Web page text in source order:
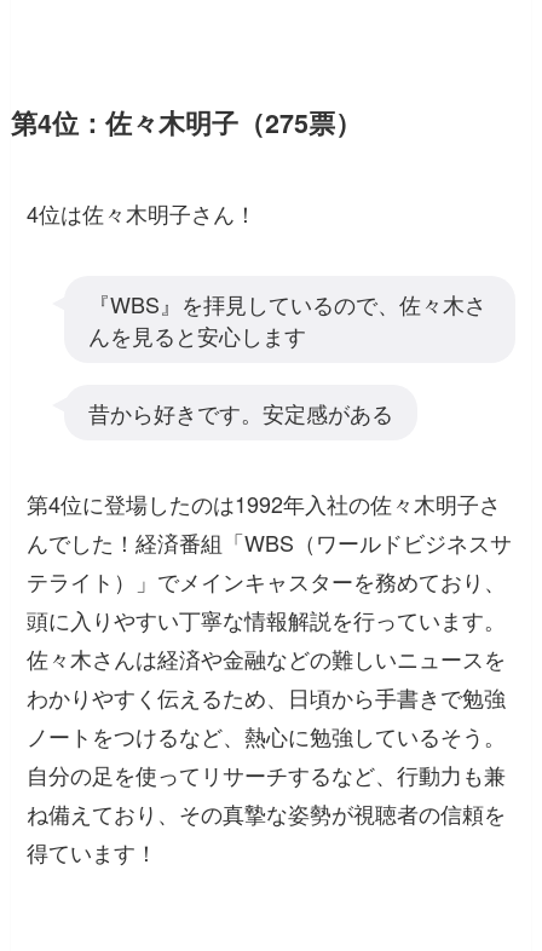
第4位：佐々木明子（275票）
4位は佐々木明子さん！
『WBS』を拝見しているので、佐々木さ
んを見ると安心します
昔から好きです。安定感がある
第4位に登場したのは1992年入社の佐々木明子さ
んでした！経済番組「WBS（ワールドビジネスサ
テライト）」でメインキャスターを務めており、
頭に入りやすい丁寧な情報解説を行っています。
佐々木さんは経済や金融などの難しいニュースを
わかりやすく伝えるため、日頃から手書きで勉強
ノートをつけるなど、熱心に勉強しているそう。
自分の足を使ってリサーチするなど、行動力も兼
ね備えており、その真摯な姿勢が視聴者の信頼を
得ています！